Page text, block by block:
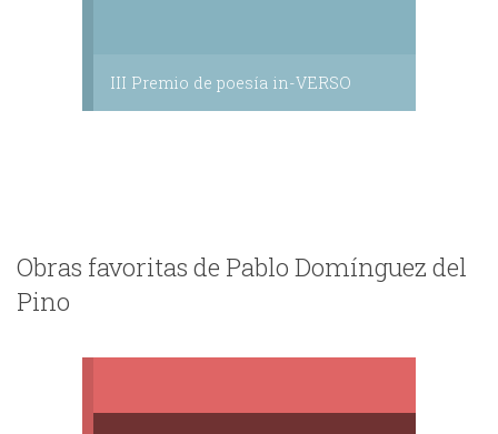
III Premio de poesía in-VERSO
Obras favoritas de Pablo Domínguez del
Pino